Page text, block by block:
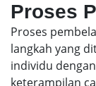
Proses
Proses
langkah yang
individu
keterampilan